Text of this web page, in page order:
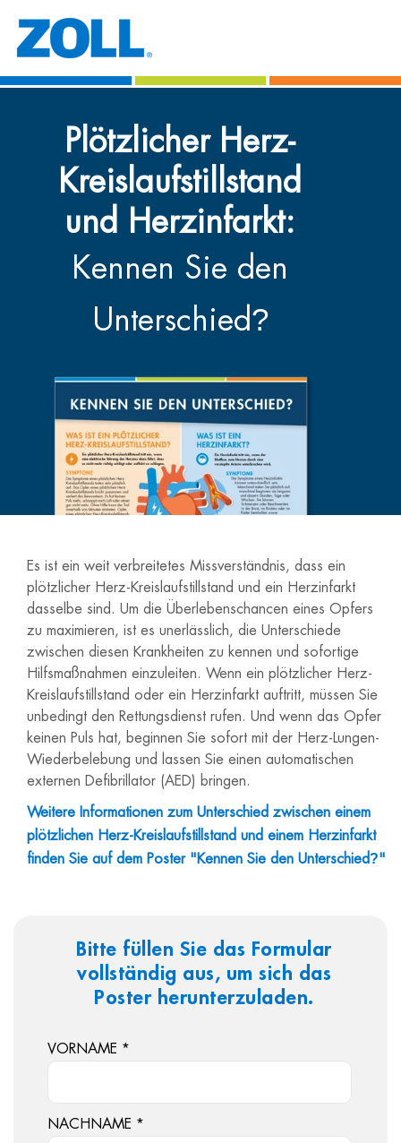
Plötzlicher Herz-
Kreislaufstillstand
und Herzinfarkt:
Kennen Sie den
Unterschied?
Es ist ein weit verbreitetes Missverständnis, dass ein
plötzlicher Herz-Kreislaufstillstand und ein Herzinfarkt
dasselbe sind. Um die Überlebenschancen eines Opfers
zu maximieren, ist es unerlässlich, die Unterschiede
zwischen diesen Krankheiten zu kennen und sofortige
Hilfsmaßnahmen einzuleiten. Wenn ein plötzlicher Herz-
Kreislaufstillstand oder ein Herzinfarkt auftritt, müssen Sie
unbedingt den Rettungsdienst rufen. Und wenn das Opfer
keinen Puls hat, beginnen Sie sofort mit der Herz-Lungen-
Wiederbelebung und lassen Sie einen automatischen
externen Defibrillator (AED) bringen.
Weitere Informationen zum Unterschied zwischen einem
plötzlichen Herz-Kreislaufstillstand und einem Herzinfarkt
finden Sie auf dem Poster "Kennen Sie den Unterschied?"
Bitte füllen Sie das Formular
vollständig aus, um sich das
Poster herunterzuladen.
VORNAME *
NACHNAME *